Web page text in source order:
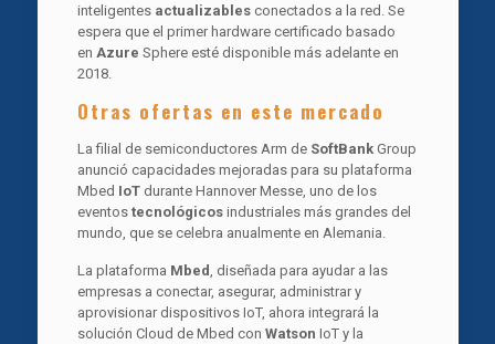
inteligentes actualizablesconectados a la red. Se
espera que el primer hardware certificado basado
en Azure Sphere esté disponible más adelante en
2018.
Otras ofertas en este mercado
La filial de semiconductores Arm de SoftBankGroup
anunció capacidades mejoradas para su plataforma
Mbed IoTdurante Hannover Messe, uno de los
eventos tecnológicosindustriales más grandes del
mundo, que se celebra anualmente en Alemania.
La plataforma Mbed, diseñada para ayudar a las
empresas a conectar, asegurar, administrar y
aprovisionar dispositivos IoT, ahora integrará la
solución Cloud de Mbed con Watson IoT y la